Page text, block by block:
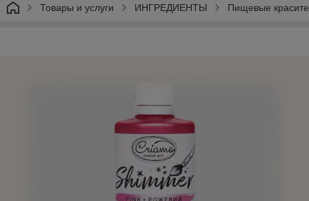
Товары и услуги ИНГРЕДИЕНТЫ Пищевые